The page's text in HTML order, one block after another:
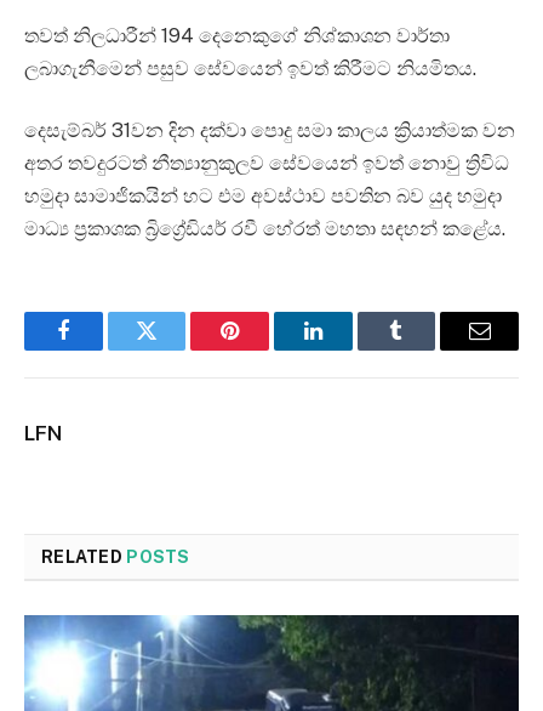
තවත් නිලධාරීන් 194 දෙනෙකුගේ නිශ්කාශන වාර්තා
ලබාගැනීමෙන් පසුව සේවයෙන් ඉවත් කිරීමට නියමිතය.
දෙසැම්බර් 31වන දින දක්වා පොදු සමා කාලය ක්‍රියාත්මක වන
අතර තවදුරටත් නීත්‍යානුකුලව සේවයෙන් ඉවත් නොවු ත්‍රිවිධ
හමුදා සාමාජිකයින් හට එම අවස්ථාව පවතින බව යුද හමුදා
මාධ්‍ය ප්‍රකාශක බ්‍රිග්‍රේඩියර් රවී හේරත් මහතා සඳහන් කළේය.
FacebookTwitter Pinterest LinkedInTumblr Email
LFN
RELATED POSTS